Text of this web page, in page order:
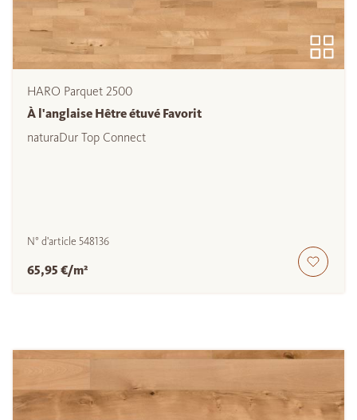
HARO Parquet 2500
À l'anglaise Hêtre étuvé Favorit
naturaDur Top Connect
N° d'article 548136
65,95 €/m²